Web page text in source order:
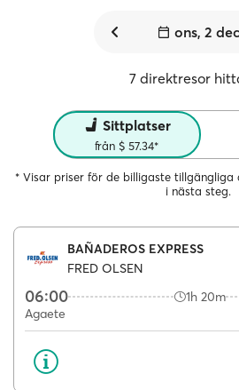
ons, 2 dec
7 direktresor
Sittplatser
från $ 57.34*
* Visar priser för de billigaste
i nästa steg.
BAÑADEROS EXPRESS
FRED OLSEN
06:00 1h 20m
Agaete